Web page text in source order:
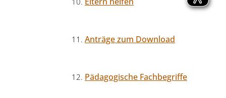
Anträge zum Download
Pädagogische Fachbegriffe